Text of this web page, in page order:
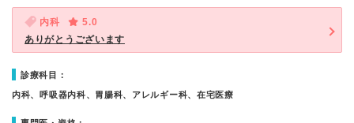
内科
5.0
ありがとうございます
診療科目：
内科、呼吸器内科、胃腸科、アレルギー科、在宅医療